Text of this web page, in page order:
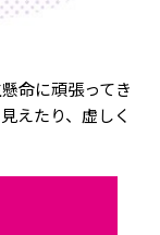
命に頑張ってき
えたり、虚しく